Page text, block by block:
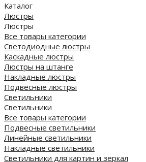
Каталог
Люстры
Люстры
Все товары категории
Светодиодные люстры
Каскадные люстры
Люстры на штанге
Накладные люстры
Подвесные люстры
Светильники
Светильники
Все товары категории
Подвесные светильники
Линейные светильники
Накладные светильники
Светильники для картин и зеркал